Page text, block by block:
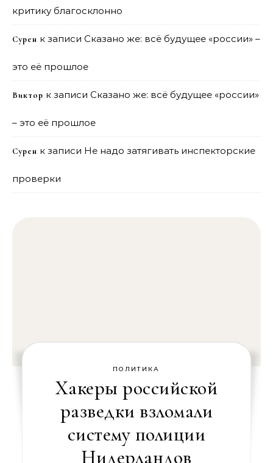
критику благосклонно
Сурен к записи Сказано же: всё будущее «россии» –
это её прошлое
Виктор к записи Сказано же: всё будущее «россии»
– это её прошлое
Сурен к записи Не надо затягивать инспекторские
проверки
ПОЛИТИКА
Хакеры российской
разведки взломали
систему полиции
Нидерландов